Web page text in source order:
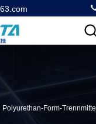
Polyurethan-Form-Trennmittel